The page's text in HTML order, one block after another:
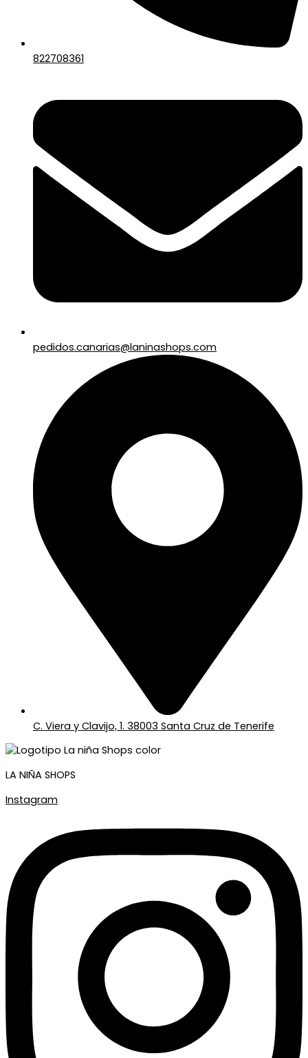
822708361
pedidos.canarias@laninashops.com
C. Viera y Clavijo, 1. 38003 Santa Cruz de Tenerife
LA NIÑA SHOPS
Instagram